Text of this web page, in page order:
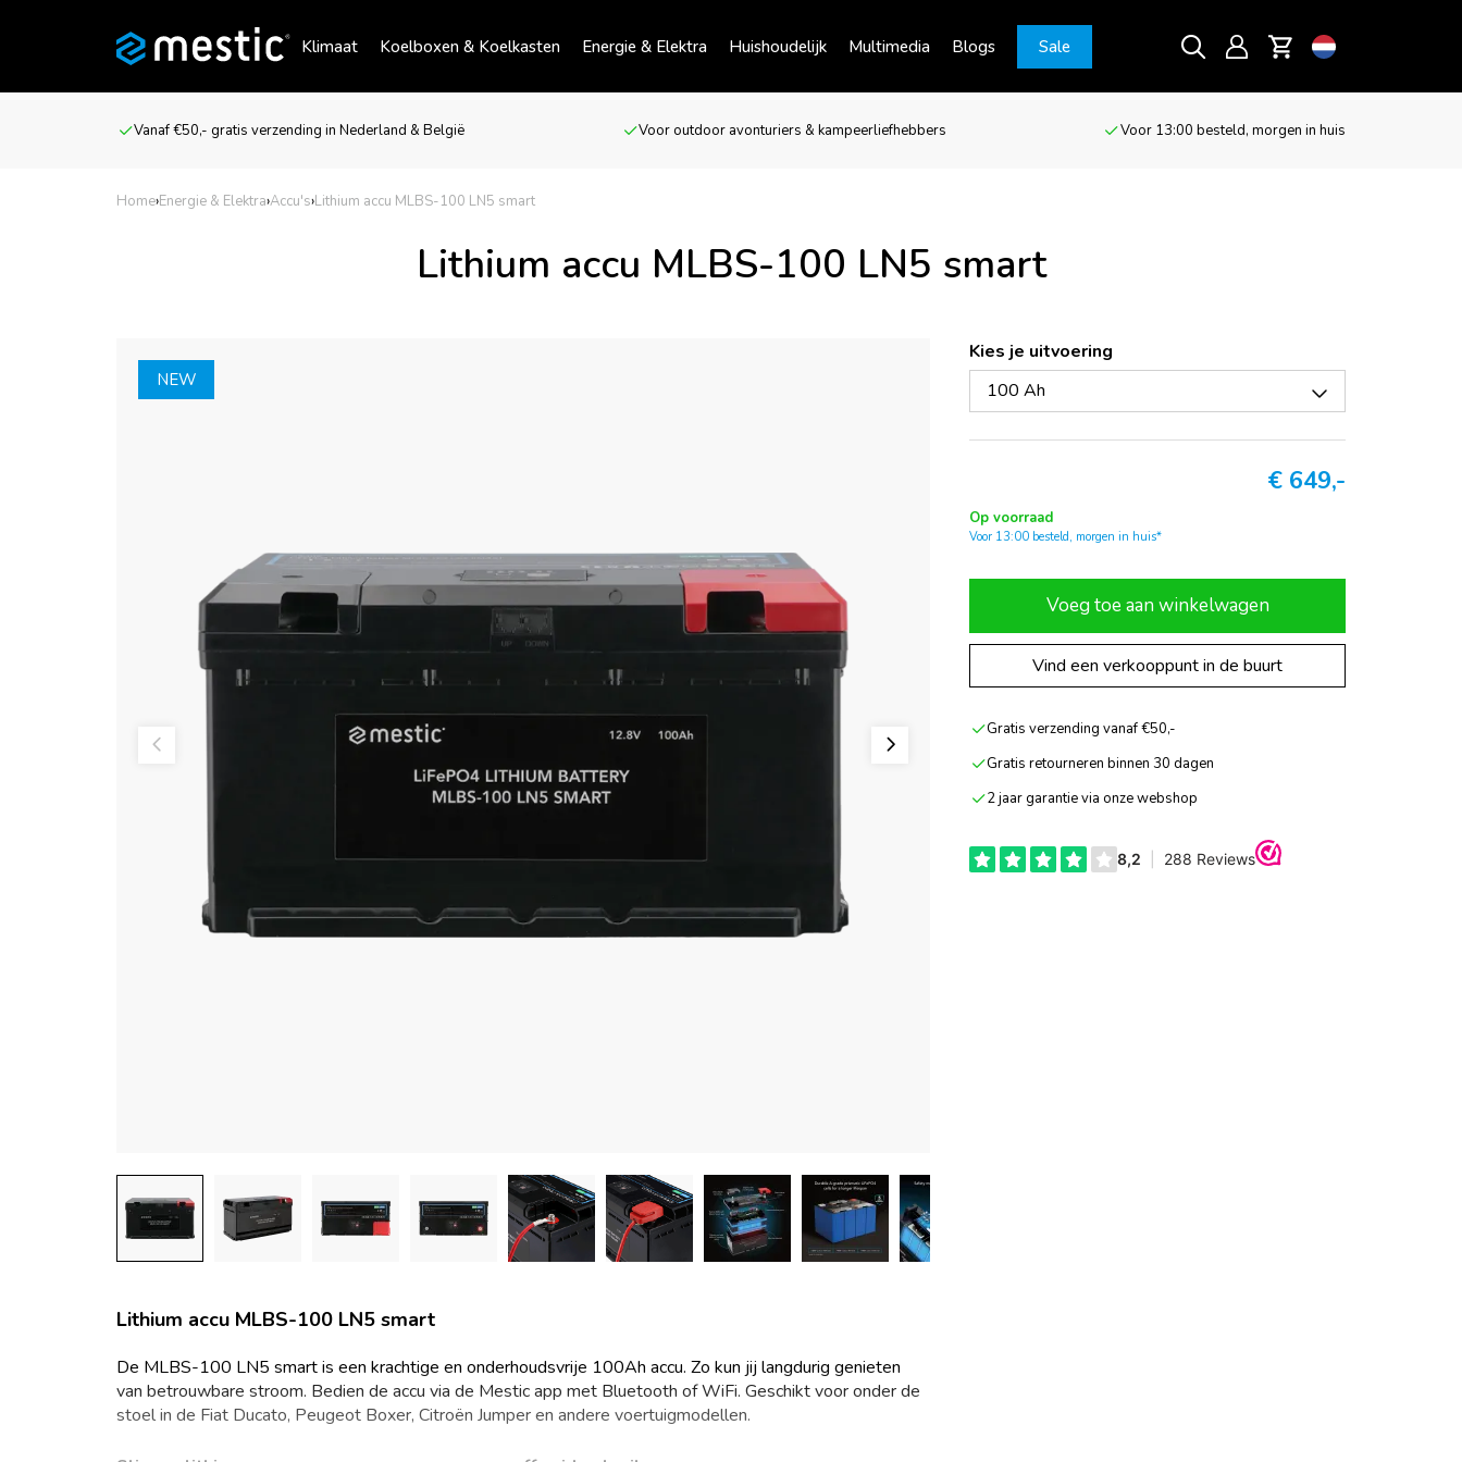
Klimaat Koelboxen & Koelkasten Energie & Elektra Huishoudelijk Multimedia Blogs Sale
Vanaf €50,- gratis verzending in Nederland & België Voor outdoor avonturiers & kampeerliefhebbers Voor 13:00 besteld, morgen in huis
Home›Energie & Elektra›Accu's›Lithium accu MLBS-100 LN5 smart
Lithium accu MLBS-100 LN5 smart
NEW
Lithium accu MLBS-100 LN5 smart
De MLBS-100 LN5 smart is een krachtige en onderhoudsvrije 100Ah accu. Zo kun jij langdurig genieten
van betrouwbare stroom. Bedien de accu via de Mestic app met Bluetooth of WiFi. Geschikt voor onder de
stoel in de Fiat Ducato, Peugeot Boxer, Citroën Jumper en andere voertuigmodellen.
Kies je uitvoering
100 Ah
€ 649,-
Op voorraad
Voor 13:00 besteld, morgen in huis*
Voeg toe aan winkelwagen
Vind een verkooppunt in de buurt
Gratis verzending vanaf €50,-
Gratis retourneren binnen 30 dagen
2 jaar garantie via onze webshop